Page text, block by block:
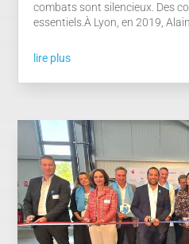
combats sont silencieux. Des
essentiels.À Lyon, en 2019, Alain
lire plus